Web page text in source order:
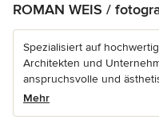
ROMAN WEIS /
Spezialisiert auf
Architekten und
anspruchsvolle und
Mehr